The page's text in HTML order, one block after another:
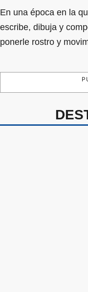
En una época en la
escribe, dibuja y
ponerle rostro y